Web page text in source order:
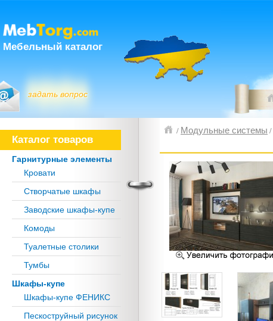
Мебельный каталог
задать вопрос
/ Модульные системы /
Каталог товаров
Гарнитурные элементы
Кровати
Створчатые шкафы
Заводские шкафы-купе
Комоды
Туалетные столики
Тумбы
Шкафы-купе
Шкафы-купе ФЕНИКС
Пескоструйный рисунок